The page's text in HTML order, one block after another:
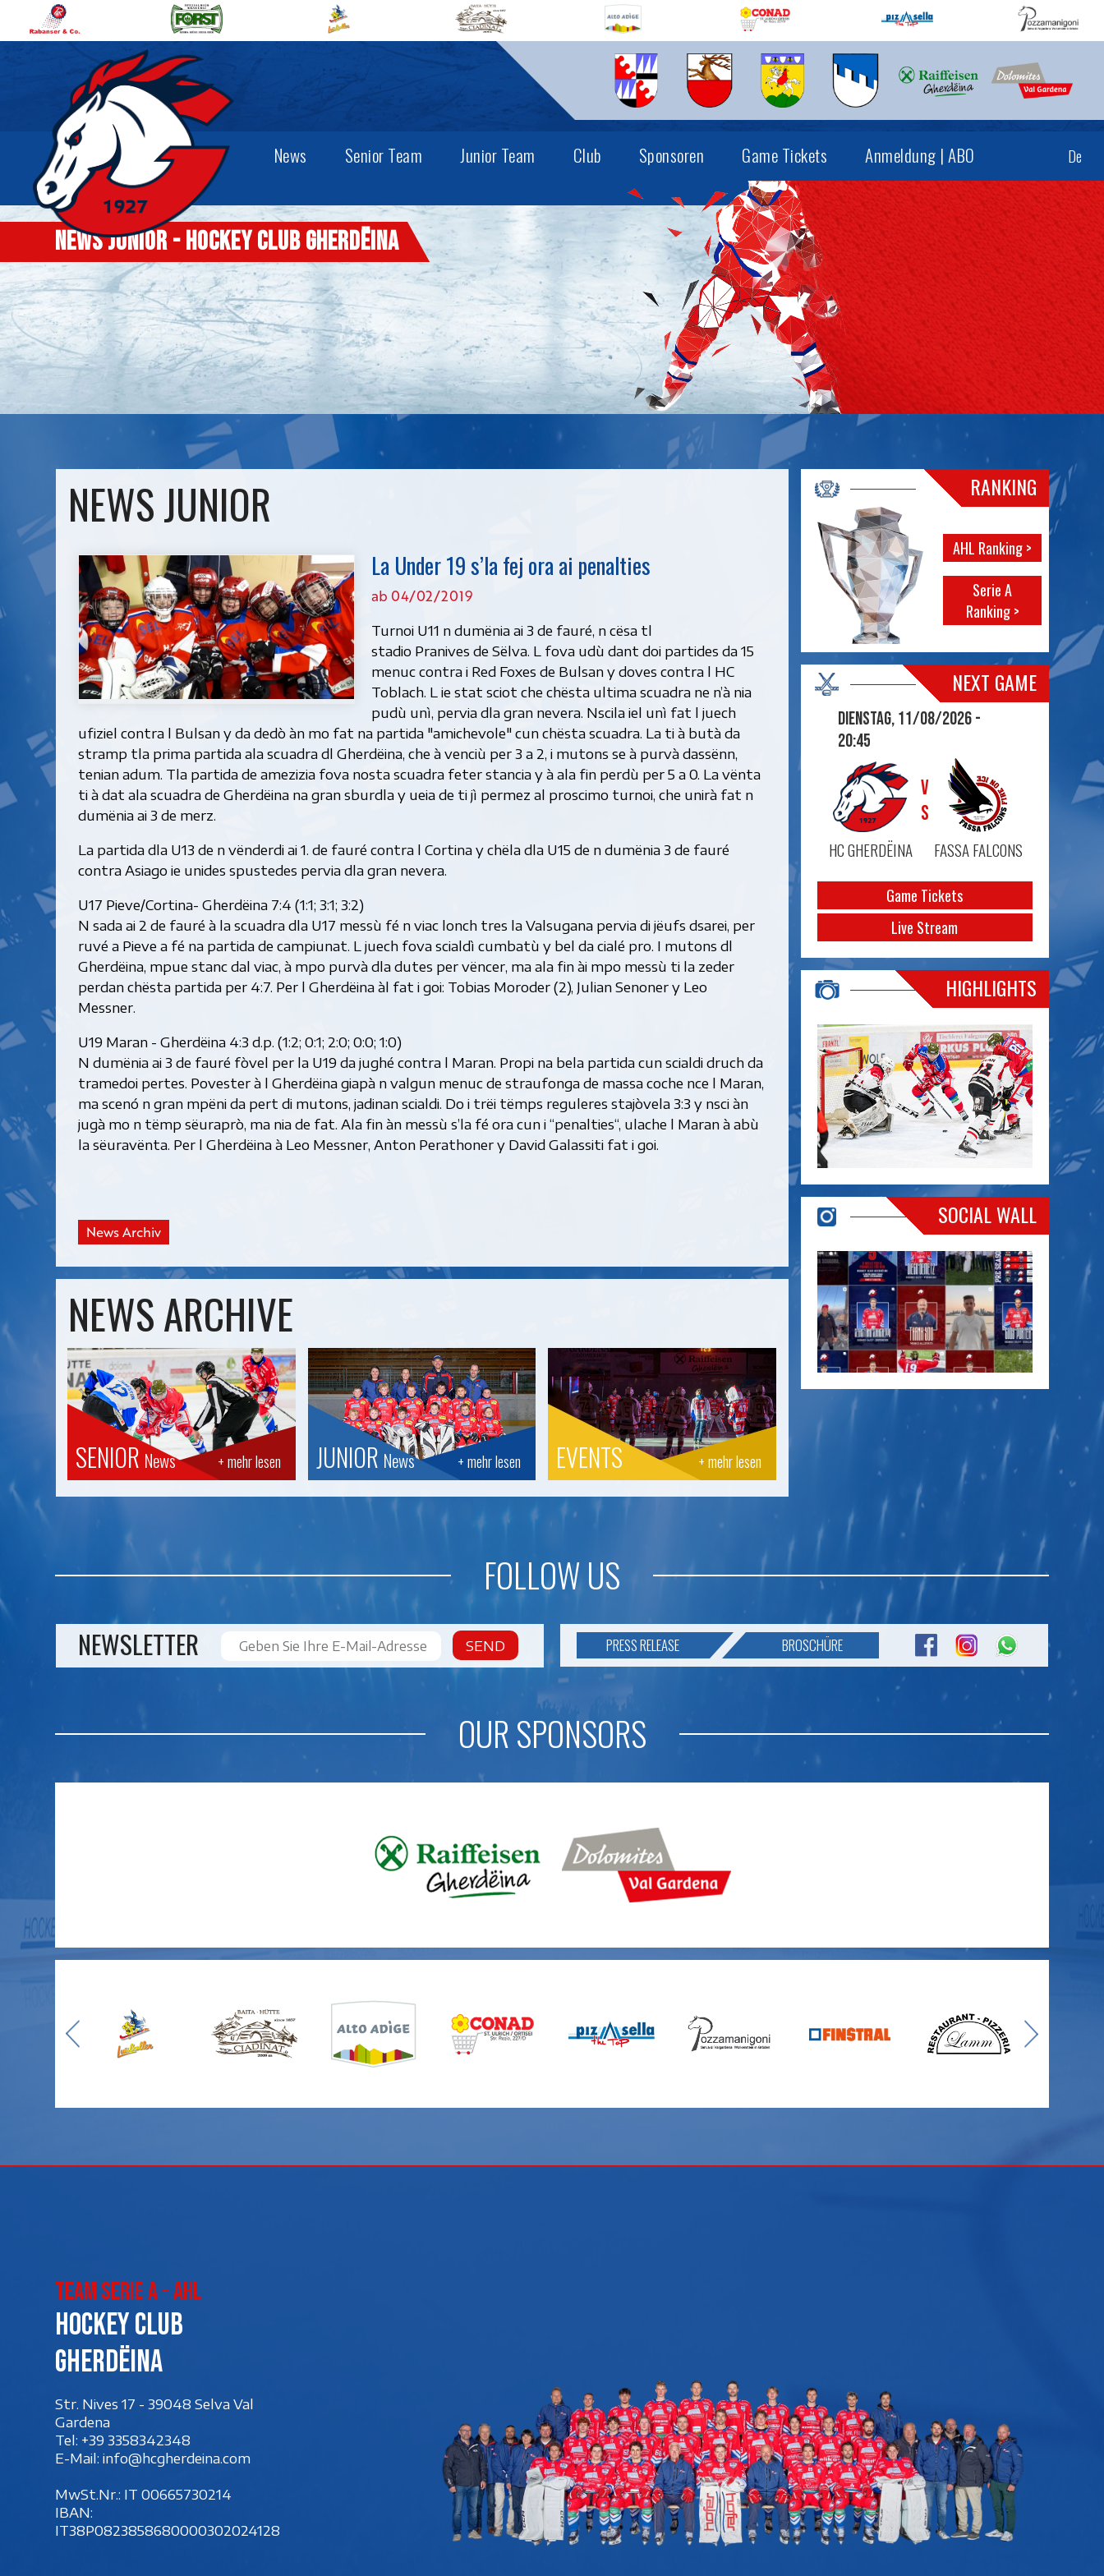
De
News Senior Team Junior Team Club Sponsoren Game Tickets Anmeldung | ABO
News Junior - Hockey Club Gherdëina
NEWS JUNIOR
La Under 19 s’la fej ora ai penalties
ab 04/02/2019
Turnoi U11 n dumënia ai 3 de fauré, n cësa tl
stadio Pranives de Sëlva. L fova udù dant doi partides da 15
menuc contra i Red Foxes de Bulsan y doves contra l HC
Toblach. L ie stat sciot che chësta ultima scuadra ne n’à nia
pudù unì, pervia dla gran nevera. Nscila iel unì fat l juech
ufiziel contra l Bulsan y da dedò àn mo fat na partida "amichevole" cun chësta scuadra. La ti à butà da
stramp tla prima partida ala scuadra dl Gherdëina, che à venciù per 3 a 2, i mutons se à purvà dassënn,
tenian adum. Tla partida de amezizia fova nosta scuadra feter stancia y à ala fin perdù per 5 a 0. La vënta
ti à dat ala scuadra de Gherdëina na gran sburdla y ueia de ti jì permez al proscimo turnoi, che unirà fat n
dumënia ai 3 de merz.
La partida dla U13 de n vënderdi ai 1. de fauré contra l Cortina y chëla dla U15 de n dumënia 3 de fauré
contra Asiago ie unides spustedes pervia dla gran nevera.
U17 Pieve/Cortina- Gherdëina 7:4 (1:1; 3:1; 3:2)
N sada ai 2 de fauré à la scuadra dla U17 messù fé n viac lonch tres la Valsugana pervia di jëufs dsarei, per
ruvé a Pieve a fé na partida de campiunat. L juech fova scialdì cumbatù y bel da cialé pro. I mutons dl
Gherdëina, mpue stanc dal viac, à mpo purvà dla dutes per vëncer, ma ala fin ài mpo messù ti la zeder
perdan chësta partida per 4:7. Per l Gherdëina àl fat i goi: Tobias Moroder (2), Julian Senoner y Leo
Messner.
U19 Maran - Gherdëina 4:3 d.p. (1:2; 0:1; 2:0; 0:0; 1:0)
N dumënia ai 3 de fauré fòvel per la U19 da jughé contra l Maran. Propi na bela partida cun scialdi druch da
tramedoi pertes. Povester à l Gherdëina giapà n valgun menuc de straufonga de massa coche nce l Maran,
ma scenó n gran mpëni da pert di mutons, jadinan scialdi. Do i trëi tëmps reguleres stajòvela 3:3 y nsci àn
jugà mo n tëmp sëuraprò, ma nia de fat. Ala fin àn messù s’la fé ora cun i “penalties“, ulache l Maran à abù
la sëuravënta. Per l Gherdëina à Leo Messner, Anton Perathoner y David Galassiti fat i goi.
News Archiv
NEWS ARCHIVE
+ mehr lesen
SENIOR News + mehr lesen
JUNIOR News + mehr lesen
EVENTS
RANKING
AHL Ranking >
Serie A
Ranking >
NEXT GAME
Dienstag, 11/08/2026 -
20:45
HC GHERDËINA
VS
FASSA FALCONS
Game Tickets
Live Stream
HIGHLIGHTS
SOCIAL WALL
FOLLOW US
NEWSLETTER SEND PRESS RELEASE BROSCHÜRE
OUR SPONSORS
Team Serie A - AHL
Hockey club
Gherdëina
Str. Nives 17 - 39048 Selva Val
Gardena
Tel: +39 3358342348
E-Mail: info@hcgherdeina.com
MwSt.Nr.: IT 00‍665730214
IBAN:
IT38P0823858680000302024128